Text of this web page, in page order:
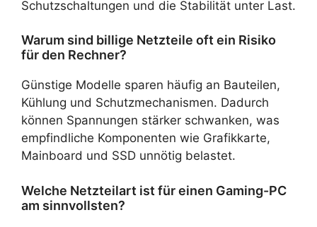
Schutzschaltungen und die Stabilität unter Last.
Warum sind billige Netzteile oft ein Risiko
für den Rechner?
Günstige Modelle sparen häufig an Bauteilen,
Kühlung und Schutzmechanismen. Dadurch
können Spannungen stärker schwanken, was
empfindliche Komponenten wie Grafikkarte,
Mainboard und SSD unnötig belastet.
Welche Netzteilart ist für einen Gaming-PC
am sinnvollsten?